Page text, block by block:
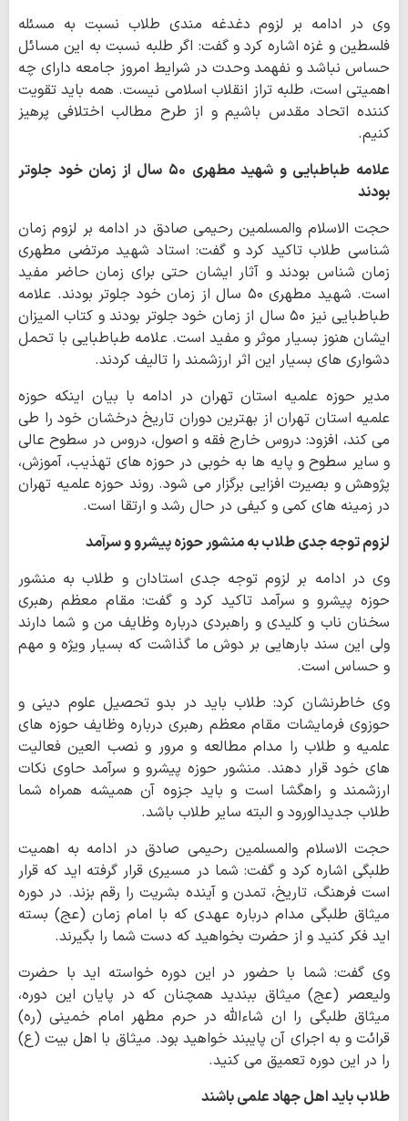
وی در ادامه بر لزوم دغدغه مندی طلاب نسبت به مسئله
فلسطین و غزه اشاره کرد و گفت: اگر طلبه نسبت به این مسائل
حساس نباشد و نفهمد وحدت در شرایط امروز جامعه دارای چه
اهمیتی است، طلبه تراز انقلاب اسلامی نیست. همه باید تقویت
کننده اتحاد مقدس باشیم و از طرح مطالب اختلافی پرهیز
کنیم.
علامه طباطبایی و شهید مطهری ۵۰ سال از زمان خود جلوتر
بودند
حجت الاسلام والمسلمین رحیمی صادق در ادامه بر لزوم زمان
شناسی طلاب تاکید کرد و گفت: استاد شهید مرتضی مطهری
زمان شناس بودند و آثار ایشان حتی برای زمان حاضر مفید
است. شهید مطهری ۵۰ سال از زمان خود جلوتر بودند. علامه
طباطبایی نیز ۵۰ سال از زمان خود جلوتر بودند و کتاب المیزان
ایشان هنوز بسیار موثر و مفید است. علامه طباطبایی با تحمل
دشواری های بسیار این اثر ارزشمند را تالیف کردند.
مدیر حوزه علمیه استان تهران در ادامه با بیان اینکه حوزه
علمیه استان تهران از بهترین دوران تاریخ درخشان خود را طی
می کند، افزود: دروس خارج فقه و اصول، دروس در سطوح عالی
و سایر سطوح و پایه ها به خوبی در حوزه های تهذیب، آموزش،
پژوهش و بصیرت افزایی برگزار می شود. روند حوزه علمیه تهران
در زمینه های کمی و کیفی در حال رشد و ارتقا است.
لزوم توجه جدی طلاب به منشور حوزه پیشرو و سرآمد
وی در ادامه بر لزوم توجه جدی استادان و طلاب به منشور
حوزه پیشرو و سرآمد تاکید کرد و گفت: مقام معظم رهبری
سخنان ناب و کلیدی و راهبردی درباره وظایف من و شما دارند
ولی این سند بارهایی بر دوش ما گذاشت که بسیار ویژه و مهم
و حساس است.
وی خاطرنشان کرد: طلاب باید در بدو تحصیل علوم دینی و
حوزوی فرمایشات مقام معظم رهبری درباره وظایف حوزه های
علمیه و طلاب را مدام مطالعه و مرور و نصب العین فعالیت
های خود قرار دهند. منشور حوزه پیشرو و سرآمد حاوی نکات
ارزشمند و راهگشا است و باید جزوه آن همیشه همراه شما
طلاب جدیدالورود و البته سایر طلاب باشد.
حجت الاسلام والمسلمین رحیمی صادق در ادامه به اهمیت
طلبگی اشاره کرد و گفت: شما در مسیری قرار گرفته اید که قرار
است فرهنگ، تاریخ، تمدن و آینده بشریت را رقم بزند. در دوره
میثاق طلبگی مدام درباره عهدی که با امام زمان (عج) بسته
اید فکر کنید و از حضرت بخواهید که دست شما را بگیرند.
وی گفت: شما با حضور در این دوره خواسته اید با حضرت
ولیعصر (عج) میثاق ببندید همچنان که در پایان این دوره،
میثاق طلبگی را ان شاءالله در حرم مطهر امام خمینی (ره)
قرائت و به اجرای آن پایبند خواهید بود. میثاق با اهل بیت (ع)
را در این دوره تعمیق می کنید.
طلاب باید اهل جهاد علمی باشند